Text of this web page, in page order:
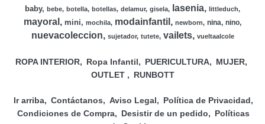
baby bebe botella botellas delamur gisela lasenia littleduch
mayoral mini mochila modainfantil newborn nina nino
nuevacoleccion sujetador tutete vailets vueltaalcole
ROPA INTERIOR Ropa Infantil PUERICULTURA
MUJER
OUTLET
RUNBOTT
Ir arriba Contáctanos Aviso Legal
Política de Privacidad
Condiciones de Compra
Desistir de un pedido
Políticas